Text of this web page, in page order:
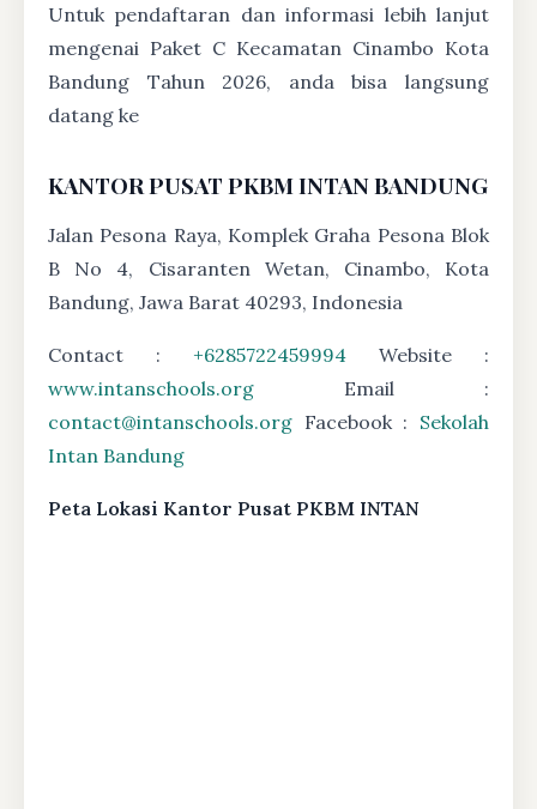
Untuk pendaftaran dan informasi lebih lanjut
mengenai Paket C Kecamatan Cinambo Kota
Bandung Tahun 2026, anda bisa langsung
datang ke
KANTOR PUSAT PKBM INTAN BANDUNG
Jalan Pesona Raya, Komplek Graha Pesona Blok
B No 4, Cisaranten Wetan, Cinambo, Kota
Bandung, Jawa Barat 40293, Indonesia
Contact : +6285722459994 Website :
www.intanschools.org Email :
contact@intanschools.org Facebook : Sekolah
Intan Bandung
Peta Lokasi Kantor Pusat PKBM INTAN